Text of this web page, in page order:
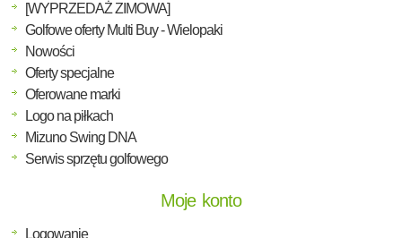
[WYPRZEDAŻ ZIMOWA]
Golfowe oferty Multi Buy - Wielopaki
Nowości
Oferty specjalne
Oferowane marki
Logo na piłkach
Mizuno Swing DNA
Serwis sprzętu golfowego
Moje konto
Logowanie